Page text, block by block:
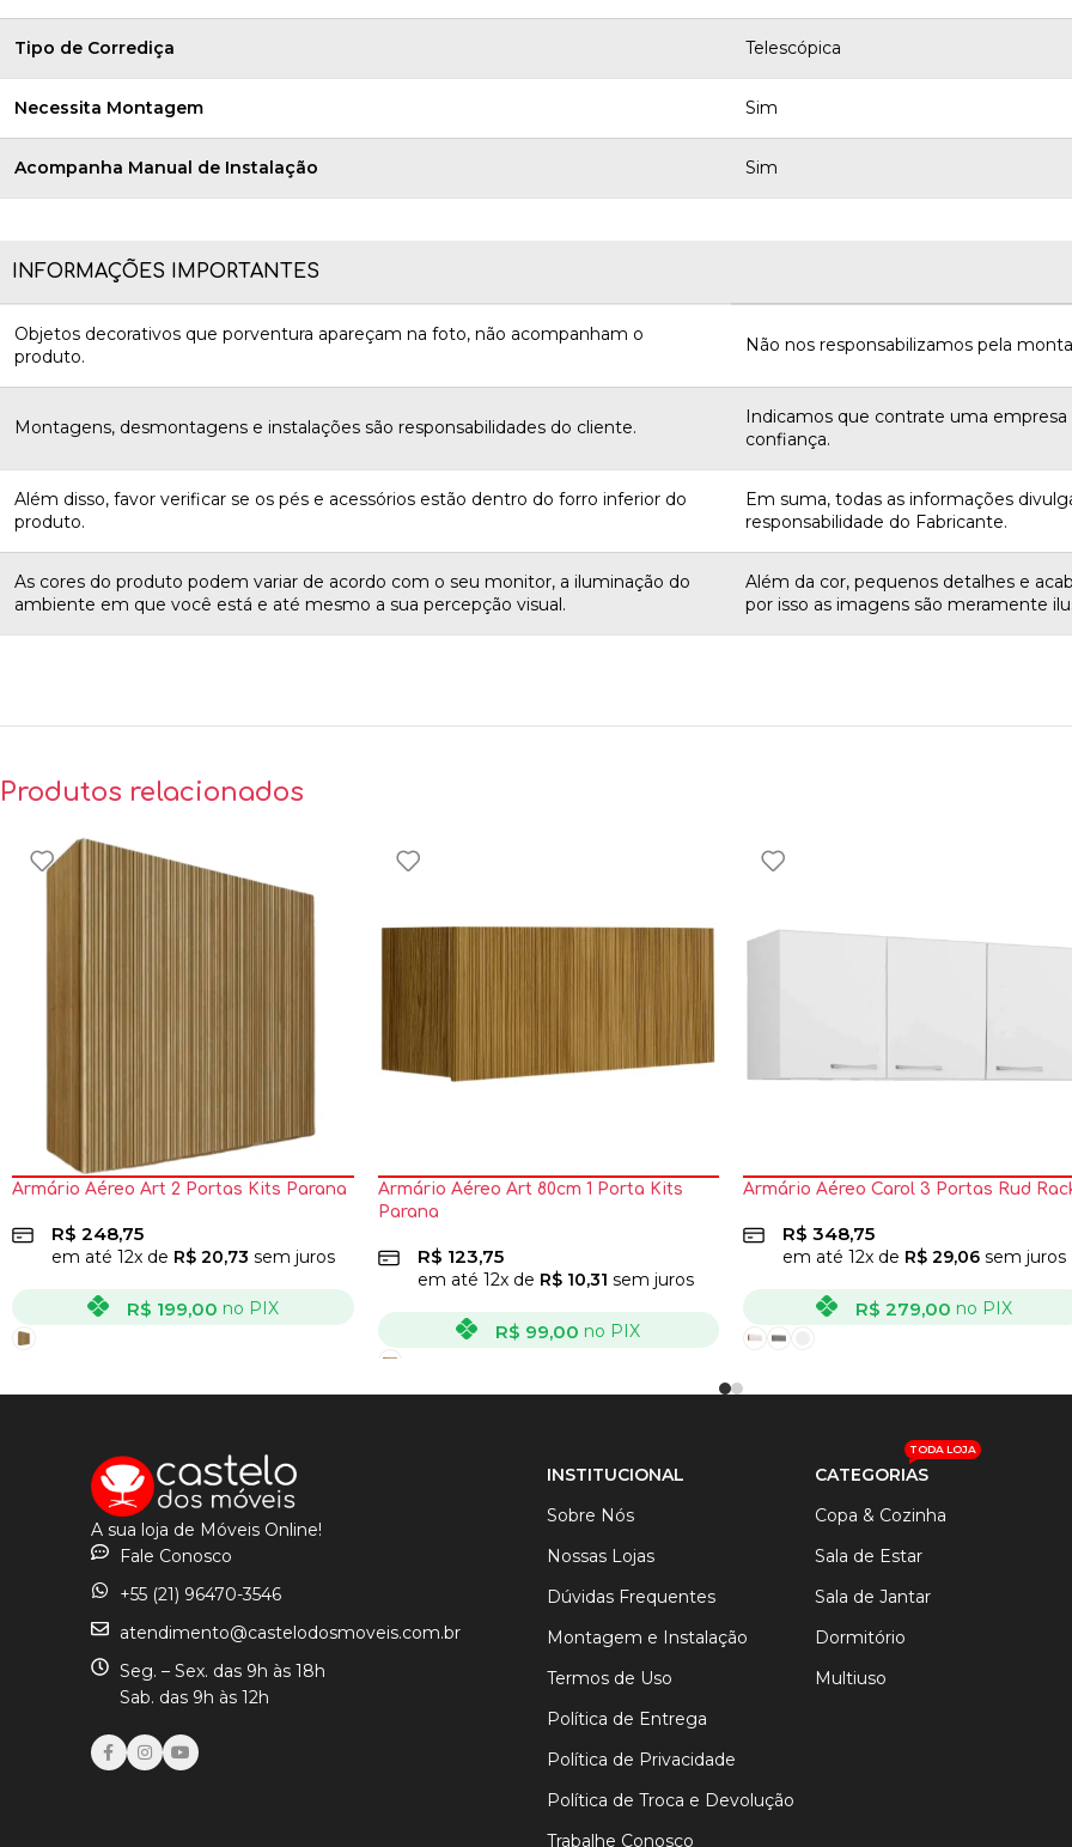
Tipo de Corrediça Telescópica
Necessita Montagem Sim
Acompanha Manual de Instalação Sim
INFORMAÇÕES IMPORTANTES
Objetos decorativos que porventura apareçam na foto, não acompanham o
produto.
Não nos responsabilizamos pela
Montagens, desmontagens e instalações são responsabilidades do cliente.
Indicamos que contrate uma
confiança.
Além disso, favor verificar se os pés e acessórios estão dentro do forro inferior do
produto.
Em suma, todas as informações
responsabilidade do Fabricante.
As cores do produto podem variar de acordo com o seu monitor, a iluminação do
ambiente em que você está e até mesmo a sua percepção visual.
Além da cor, pequenos detalhes e
por isso as imagens são meramente
Produtos relacionados
Armário Aéreo Art 2 Portas Kits Parana
R$ 248,75
em até 12x de R$ 20,73 sem juros
R$ 199,00 no PIX
Armário Aéreo Art 80cm 1 Porta Kits
Parana
R$ 123,75
em até 12x de R$10,31 sem juros
R$ 99,00 no PIX
VER OPÇÕES
Armário Aéreo Carol 3 Portas Rud
R$ 348,75
em até 12x de R$ 29,06 sem juros
R$ 279,00 no PIX
A sua loja de Móveis Online!
Fale Conosco
+55 (21) 96470-3546
atendimento@castelodosmoveis.com.br
Seg. – Sex. das 9h às 18h
Sab. das 9h às 12h
INSTITUCIONAL
Sobre Nós
Nossas Lojas
Dúvidas Frequentes
Montagem e Instalação
Termos de Uso
Política de Entrega
Política de Privacidade
Política de Troca e Devolução
Trabalhe Conosco
CATEGORIAS
TODA LOJA
Copa & Cozinha
Sala de Estar
Sala de Jantar
Dormitório
Multiuso